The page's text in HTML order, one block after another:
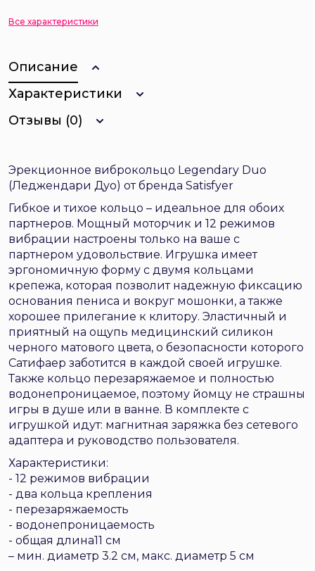
Все характеристики
Описание
Характеристики
Отзывы (0)
Эрекционное виброкольцо Legendary Duo
(Леджендари Дуо) от бренда Satisfyer
Гибкое и тихое кольцо – идеальное для обоих
партнеров. Мощный моторчик и 12 режимов
вибрации настроены только на ваше с
партнером удовольствие. Игрушка имеет
эргономичную форму с двумя кольцами
крепежа, которая позволит надежную фиксацию
основания пениса и вокруг мошонки, а также
хорошее прилегание к клитору. Эластичный и
приятный на ощупь медицинский силикон
черного матового цвета, о безопасности которого
Сатифаер заботится в каждой своей игрушке.
Также кольцо перезаряжаемое и полностью
водонепроницаемое, поэтому йомцу не страшны
игры в душе или в ванне. В комплекте с
игрушкой идут: магнитная заряжка без сетевого
адаптера и руководство пользователя.
Характеристики:
- 12 режимов вибрации
- два кольца крепления
- перезаряжаемость
- водонепроницаемость
- общая длина11 см
– мин. диаметр 3.2 см, макс. диаметр 5 см